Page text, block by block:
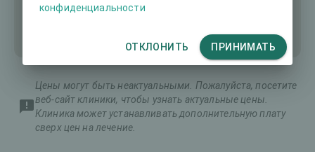
Цены могут быть неактуальными. Пожалуйста, посетите
веб-сайт клиники, чтобы узнать актуальные цены.
Клиника может устанавливать дополнительную плату
сверх цен на лечение.
конфиденциальности
ОТКЛОНИТЬ ПРИНИМАТЬ